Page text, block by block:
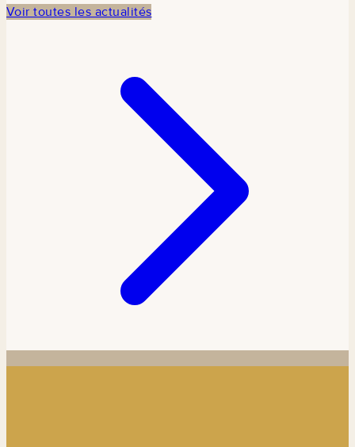
commémoration
avec TCDI
Sénégal
Voir toutes les actualités